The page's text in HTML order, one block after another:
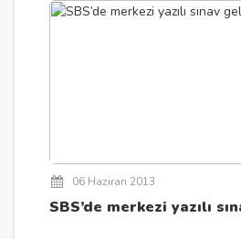
06 Haziran 2013
SBS’de merkezi yazılı